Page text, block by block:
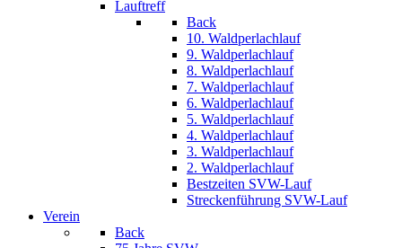
Lauftreff
Back
10. Waldperlachlauf
9. Waldperlachlauf
8. Waldperlachlauf
7. Waldperlachlauf
6. Waldperlachlauf
5. Waldperlachlauf
4. Waldperlachlauf
3. Waldperlachlauf
2. Waldperlachlauf
Bestzeiten SVW-Lauf
Streckenführung SVW-Lauf
Verein
Back